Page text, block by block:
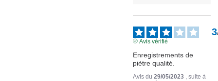
3
Avis vérifié
Enregistrements de
piètre qualité.
Avis du29/05/2023
, suite à